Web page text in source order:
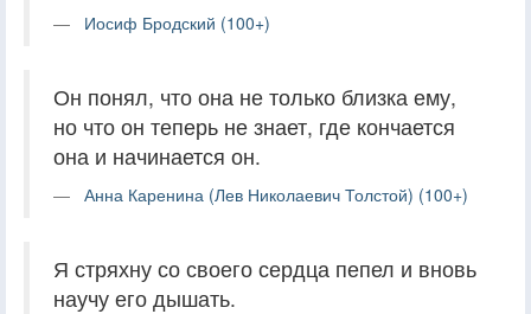
Иосиф Бродский (100+)
Он понял, что она не только близка ему,
но что он теперь не знает, где кончается
она и начинается он.
Анна Каренина (Лев Николаевич Толстой) (100+)
Я стряхну со своего сердца пепел и вновь
научу его дышать.